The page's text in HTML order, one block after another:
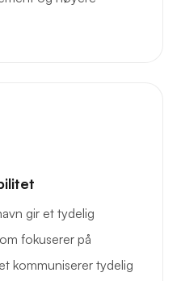
gir et tydelig
fokuserer på
kommuniserer tydelig